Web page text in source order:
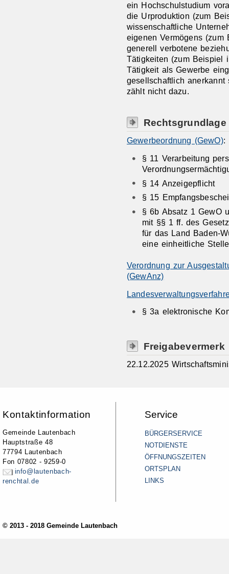
ein Hochschulstudium
die Urproduktion (zum
wissenschaftliche
eigenen Vermögens
generell verbotene
Tätigkeiten (zum Beispiel
Tätigkeit als Gewerbe
gesellschaftlich
zählt nicht dazu.
Rechtsgrundlage
Gewerbeordnung (GewO):
§ 11 Verarbeitung
§ 14 Anzeigepflicht
§ 15
§ 6b Absatz 1 GewO
mit §§ 1 ff. des
für das Land Baden-
eine einheitliche
Verordnung zur
(GewAnz)
§ 3a elektronische
Freigabevermerk
22.12.2025
Kontaktinformation
Gemeinde Lautenbach
Hauptstraße 48
77794 Lautenbach
Fon 07802 - 9259-0
info@lautenbach-
renchtal.de
Service
BÜRGERSERVICE
NOTDIENSTE
ÖFFNUNGSZEITEN
ORTSPLAN
LINKS
© 2013 - 2018 Gemeinde Lautenbach